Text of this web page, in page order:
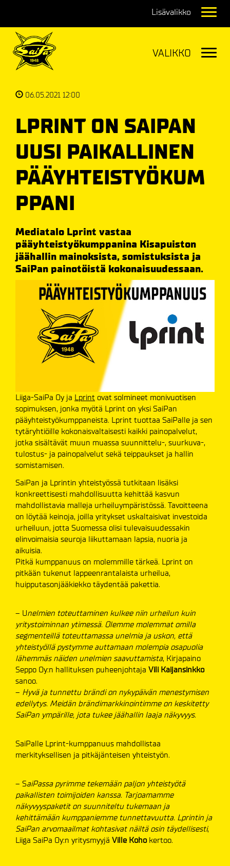
06.05.2021 12:00
LPRINT ON SAIPAN
UUSI PAIKALLINEN
PÄÄYHTEISTYÖKUM
PPANI
Mediatalo Lprint vastaa
pääyhteistyökumppanina Kisapuiston
jäähallin mainoksista, somistuksista ja
SaiPan painotöistä kokonaisuudessaan.
Liiga-SaiPa Oy ja Lprint ovat solmineet monivuotisen
sopimuksen, jonka myötä Lprint on yksi SaiPan
pääyhteistyökumppaneista. Lprint tuottaa SaiPalle ja sen
tytäryhtiöille kokonaisvaltaisesti kaikki painopalvelut,
jotka sisältävät muun muassa suunnittelu-, suurkuva-,
tulostus- ja painopalvelut sekä teippaukset ja hallin
somistamisen.
SaiPan ja Lprintin yhteistyössä tutkitaan lisäksi
konkreettisesti mahdollisuutta kehittää kasvun
mahdollistavia malleja urheiluympäristössä. Tavoitteena
on löytää keinoja, joilla yritykset uskaltaisivat investoida
urheiluun, jotta Suomessa olisi tulevaisuudessakin
elinvoimaisia seuroja liikuttamaan lapsia, nuoria ja
aikuisia.
Pitkä kumppanuus on molemmille tärkeä. Lprint on
pitkään tukenut lappeenrantalaista urheilua,
huipputasonjääkiekko täydentää pakettia.
– Unelmien toteuttaminen kulkee niin urheilun kuin
yritystoiminnan ytimessä. Olemme molemmat omilla
segmenteillä toteuttamassa unelmia ja uskon, että
yhteistyöllä pystymme auttamaan molempia osapuolia
lähemmäs näiden unelmien saavuttamista, Kirjapaino
Seppo Oy:n hallituksen puheenjohtaja Vili Kaijansinkko
sanoo.
– Hyvä ja tunnettu brändi on nykypäivän menestymisen
edellytys. Meidän brändimarkkinointimme on keskitetty
SaiPan ympärille, jota tukee jäähallin laaja näkyvyys.
SaiPalle Lprint-kumppanuus mahdollistaa
merkityksellisen ja pitkäjänteisen yhteistyön.
– SaiPassa pyrimme tekemään paljon yhteistyötä
paikallisten toimijoiden kanssa. Tarjoamamme
näkyvyyspaketit on suunniteltu tukemaan ja
kehittämään kumppaniemme tunnettavuutta. Lprintin ja
SaiPan arvomaailmat kohtasivat näiltä osin täydellisesti,
Liiga SaiPa Oy:n yritysmyyjä Ville Kohokertoo.